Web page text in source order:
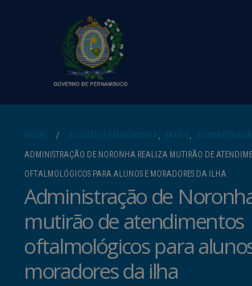
HOME ACONTECE EM NORONHA, SAÚDE ,
ADMINISTRAÇÃO
ADMINISTRAÇÃO DE NORONHA REALIZA MUTIRÃO DE
OFTALMOLÓGICOS PARA ALUNOS E MORADORES DA ILHA
Administração de
mutirão de atendimentos
oftalmológicos para
moradores da ilha